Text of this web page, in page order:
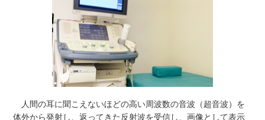
人間の耳に聞こえないほどの高い周波数の音波（超音波）を
体外から発射し、返ってきた反射波を受信し、画像として表示